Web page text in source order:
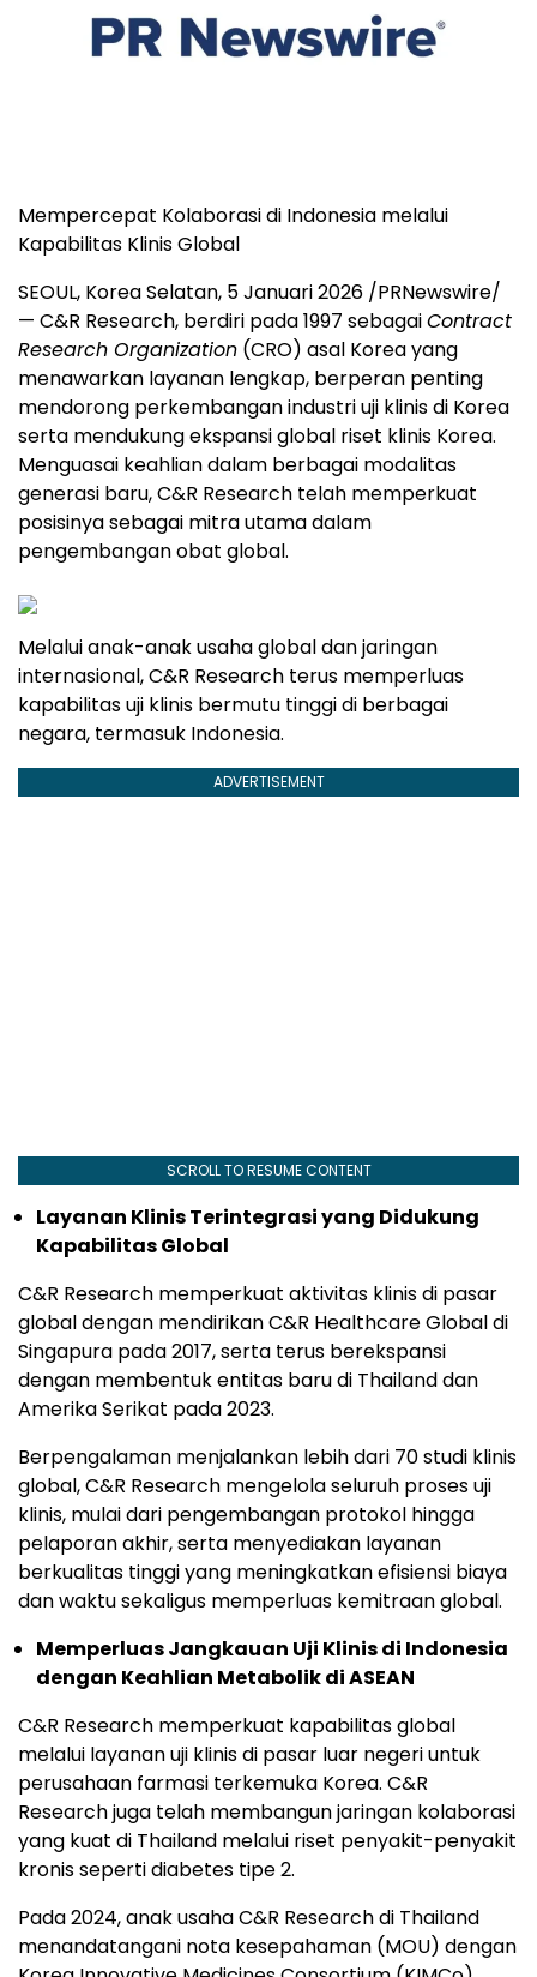
Mempercepat Kolaborasi di Indonesia melalui
Kapabilitas Klinis Global
SEOUL, KoreaSelatan, 5 Januari 2026 /PRNewswire/
— C&R Research, berdiri pada 1997 sebagaiContract
Research Organization (CRO) asal Korea yang
menawarkan layanan lengkap, berperan penting
mendorong perkembangan industri uji klinis di Korea
serta mendukung ekspansi global riset klinis Korea.
Menguasai keahlian dalam berbagai modalitas
generasi baru, C&R Research telah memperkuat
posisinya sebagai mitra utama dalam
pengembangan obat global.
Melalui anak-anak usaha global dan jaringan
internasional, C&R Research terus memperluas
kapabilitas uji klinis bermutu tinggi di berbagai
negara, termasuk Indonesia.
ADVERTISEMENT
SCROLL TO RESUME CONTENT
Layanan Klinis Terintegrasi yang Didukung
Kapabilitas Global
C&R Research memperkuat aktivitas klinis di pasar
global dengan mendirikan C&R Healthcare Global di
Singapura pada 2017, serta terus berekspansi
dengan membentuk entitas baru di Thailand dan
Amerika Serikat pada 2023.
Berpengalaman menjalankan lebih dari 70 studi klinis
global, C&R Research mengelola seluruh proses uji
klinis, mulai dari pengembangan protokol hingga
pelaporan akhir, serta menyediakan layanan
berkualitas tinggi yang meningkatkan efisiensi biaya
dan waktu sekaligus memperluas kemitraan global.
Memperluas Jangkauan Uji Klinis di Indonesia
dengan Keahlian Metabolik di ASEAN
C&R Research memperkuat kapabilitas global
melalui layanan uji klinis di pasar luar negeri untuk
perusahaan farmasi terkemuka Korea. C&R
Research juga telah membangun jaringan kolaborasi
yang kuat di Thailand melalui riset penyakit-penyakit
kronis seperti diabetes tipe 2.
Pada 2024, anak usaha C&R Researchdi Thailand
menandatangani nota kesepahaman (MOU) dengan